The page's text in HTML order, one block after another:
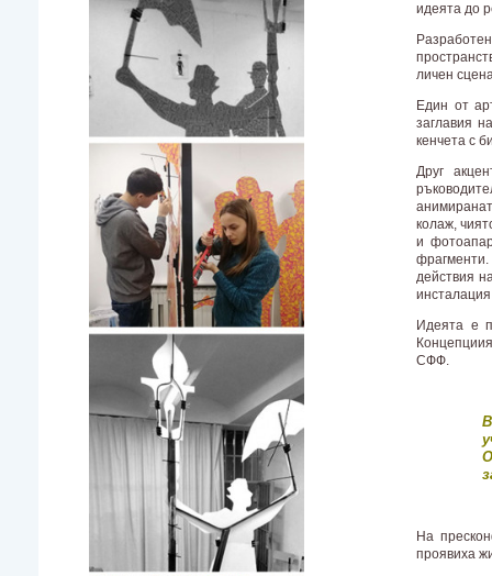
идеята до
личен
Един от
заглавия
кенчета с
Друг
колаж,
и
фрагменти.
действия
Идеята е
СФФ.
На
проявиха